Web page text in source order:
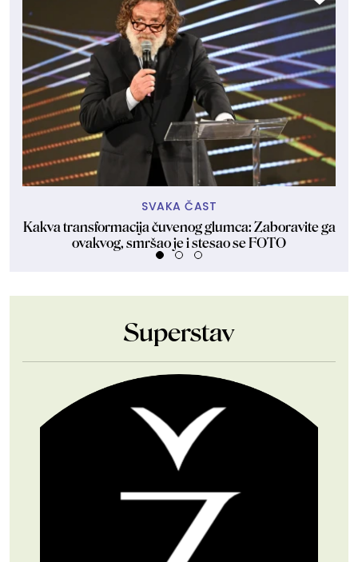
SVAKA ČAST
Kakva transformacija čuvenog glumca: Zaboravite ga
ovakvog, smršao je i stesao se FOTO
Superstav